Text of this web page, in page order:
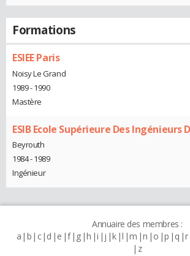
Formations
ESIEE Paris
Noisy Le Grand
1989 - 1990
Mastère
ESIB Ecole Supérieure Des Ingénieurs
Beyrouth
1984 - 1989
Ingénieur
Annuaire des membres :
a b c d e f g h i j k l m n o p q r
z